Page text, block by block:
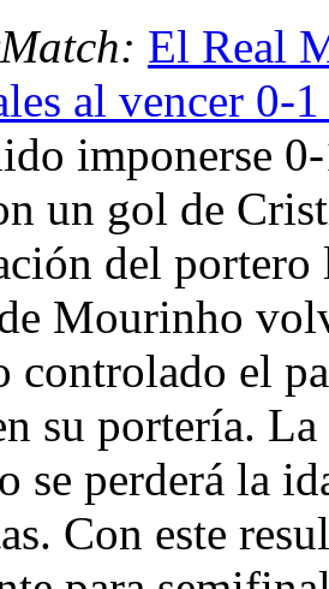
El Real
al vencer 0-
imponerse
un gol de
del
Mourinho
controlado el
su portería.
se perderá la
Con este